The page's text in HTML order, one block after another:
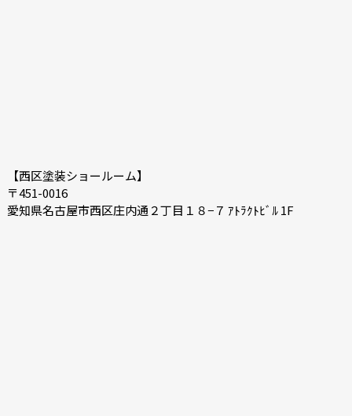
【西区塗装ショールーム】
〒451-0016
愛知県名古屋市西区庄内通２丁目１８−７ ｱﾄﾗｸﾄﾋﾞﾙ 1F